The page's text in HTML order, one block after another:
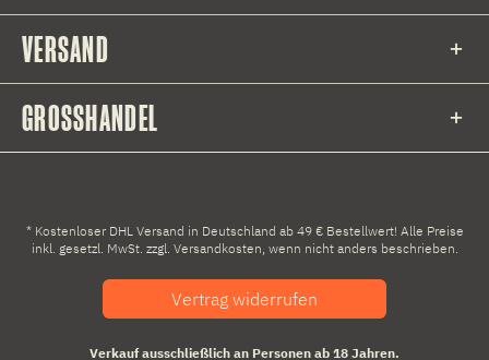
VERSAND
GROSSHANDEL
* Kostenloser DHL Versand in Deutschland ab 49 € Bestellwert! Alle Preise
inkl. gesetzl. MwSt. zzgl. Versandkosten , wenn nicht anders beschrieben.
Vertrag widerrufen
Verkauf ausschließlich an Personen ab 18 Jahren.